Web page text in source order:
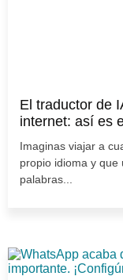
El traductor de
internet: así es
Imaginas viajar a
propio idioma y que
palabras...